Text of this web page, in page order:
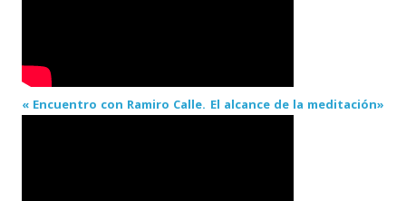
« Encuentro con Ramiro Calle. El alcance de la meditación»